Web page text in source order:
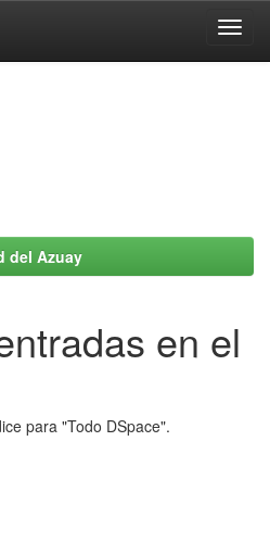
del Azuay
en el
para "Todo DSpace".